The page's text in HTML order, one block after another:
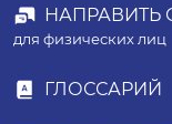
НАПРАВИТЬ
для физических лиц
ГЛОССАРИЙ